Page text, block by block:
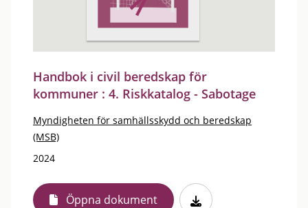
Handbok i civil beredskap för
kommuner : 4. Riskkatalog - Sabotage
Myndigheten för samhällsskydd och beredskap
(MSB)
2024
Öppna dokument